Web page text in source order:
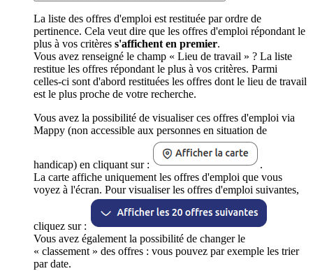
La liste des offres d'emploi est restituée par ordre de
pertinence. Cela veut dire que les offres d'emploi répondant le
plus à vos critères s'affichent en premier.
Vous avez renseigné le champ « Lieu de travail » ? La liste
restitue les offres répondant le plus à vos critères. Parmi
celles-ci sont d'abord restituées les offres dont le lieu de travail
est le plus proche de votre recherche.
Vous avez la possibilité de visualiser ces offres d'emploi via
Mappy (non accessible aux personnes en situation de
handicap) en cliquant sur :
.
La carte affiche uniquement les offres d'emploi que vous
voyez à l'écran. Pour visualiser les offres d'emploi suivantes,
cliquez sur :
Vous avez également la possibilité de changer le
« classement » des offres : vous pouvez par exemple les trier
par date.